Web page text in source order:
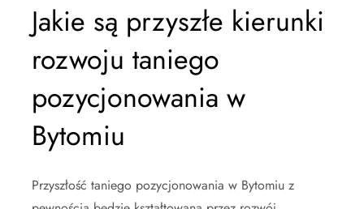
Jakie są przyszłe kierunki
rozwoju taniego
pozycjonowania w
Bytomiu
Przyszłość taniego pozycjonowania w Bytomiu z